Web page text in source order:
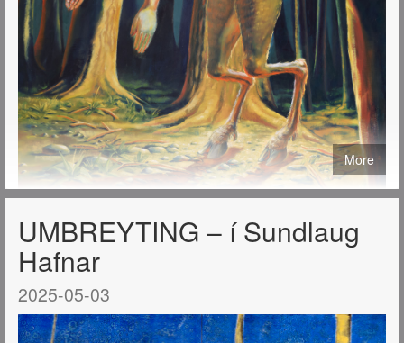
More
UMBREYTING – í Sundlaug
Hafnar
2025-05-03